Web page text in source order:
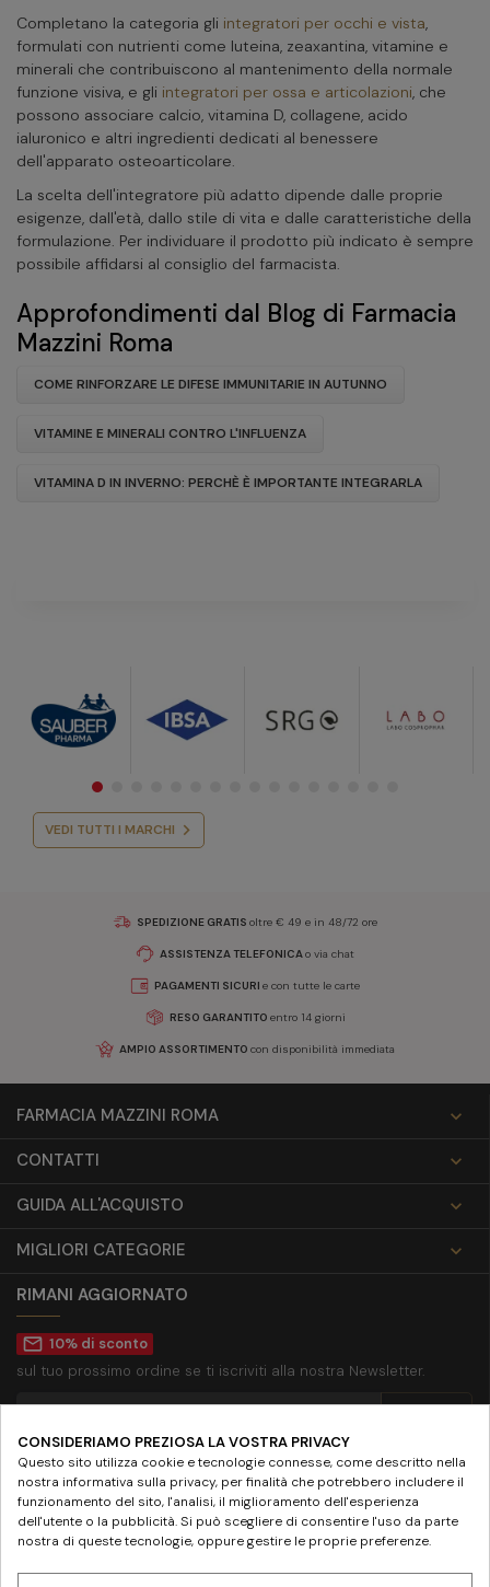
Completano la categoria gli integratori per occhi e vista,
formulati con nutrienti come luteina, zeaxantina, vitamine e
minerali che contribuiscono al mantenimento della normale
funzione visiva, e gli integratori per ossa e articolazioni, che
possono associare calcio, vitamina D, collagene, acido
ialuronico e altri ingredienti dedicati al benessere
dell'apparato osteoarticolare.
La scelta dell'integratore più adatto dipende dalle proprie
esigenze, dall'età, dallo stile di vita e dalle caratteristiche della
formulazione. Per individuare il prodotto più indicato è sempre
possibile affidarsi al consiglio del farmacista.
Approfondimenti dal Blog di Farmacia
Mazzini Roma
COME RINFORZARE LE DIFESE IMMUNITARIE IN AUTUNNO
VITAMINE E MINERALI CONTRO L'INFLUENZA
VITAMINA D IN INVERNO: PERCHÈ È IMPORTANTE INTEGRARLA
VEDI TUTTI I MARCHI
SPEDIZIONE GRATIS oltre € 49 e in 48/72 ore
ASSISTENZA TELEFONICAo via chat
PAGAMENTI SICURI e con tutte le carte
RESO GARANTITO entro 14 giorni
AMPIO ASSORTIMENTO con disponibilità immediata
FARMACIA MAZZINI ROMA

CONTATTI

GUIDA ALL'ACQUISTO

MIGLIORI CATEGORIE

RIMANI AGGIORNATO
mail_outline 10% di sconto
sul tuo prossimo ordine se ti iscriviti alla nostra Newsletter.
Accetto laprivacy policy
SEGUICI SU
CONSIDERIAMO PREZIOSA LA VOSTRA PRIVACY
Questo sito utilizza cookie e tecnologie connesse, come descritto nella
nostra informativa sulla privacy, per finalità che potrebbero includere il
funzionamento del sito, l'analisi, il miglioramento dell'esperienza
dell'utente o la pubblicità. Si può scegliere di consentire l'uso da parte
nostra di queste tecnologie, oppure gestire le proprie preferenze.